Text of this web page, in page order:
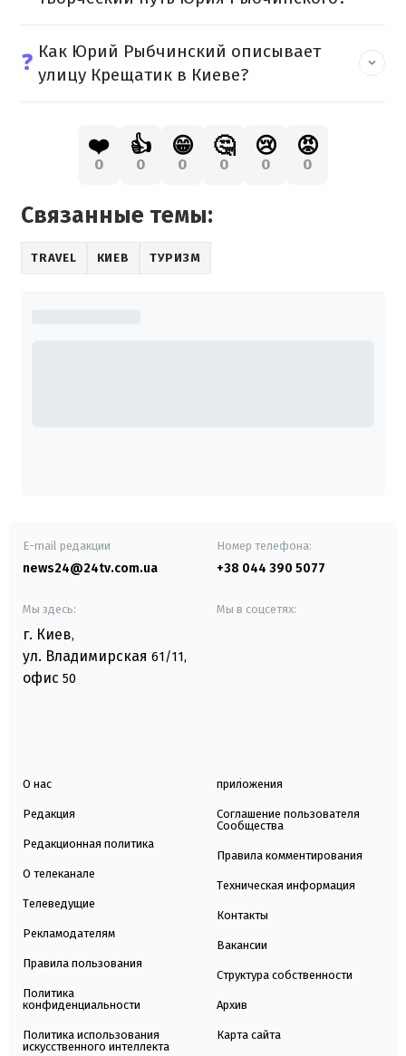
❓ Как Юрий Рыбчинский описывает
улицу Крещатик в Киеве?
❤️
0
👍
0
😁
0
🤔
0
😢
0
😡
0
Связанные темы:
TRAVEL КИЕВ ТУРИЗМ
E-mail редакции
news24@24tv.com.ua
Номер телефона:
+38 044 390 5077
Мы здесь:
г. Киев,
ул. Владимирская 61/11,
офис 50
Мы в соцсетях:
О нас
Редакция
Редакционная политика
О телеканале
Телеведущие
Рекламодателям
Правила пользования
Политика
конфиденциальности
Политика использования
искусственного интеллекта
приложения
Соглашение пользователя
Сообщества
Правила комментирования
Техническая информация
Контакты
Вакансии
Структура собственности
Архив
Карта сайта